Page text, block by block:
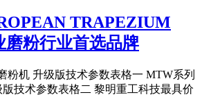
TRAPEZIUM
粉行业首选品牌
粉机 升级版技术参数表格一 MTW系列
技术参数表格二 黎明重工科技最具价